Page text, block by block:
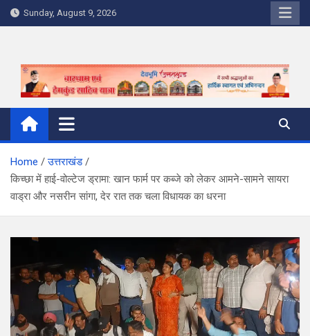
Skip
to
Sunday, August 9, 2026
Home
उत्तराखंड
किच्छा में हाई-वोल्टेज ड्रामा: खान फार्म पर कब्जे को लेकर आमने-सामने सायरा
वाड्रा और नसरीन सांगा, देर रात तक चला विधायक का धरना